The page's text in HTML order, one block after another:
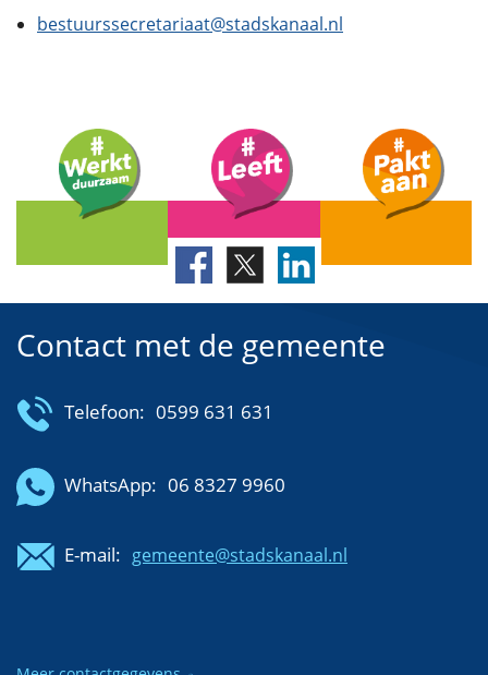
bestuurssecretariaat@stadskanaal.nl
Contact met de gemeente
Telefoon: 0599 631 631
WhatsApp: 06 8327 9960
E-mail: gemeente@stadskanaal.nl